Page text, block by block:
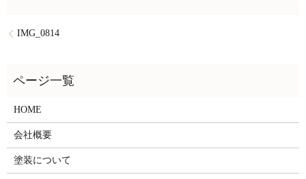
IMG_0814
HOME
会社概要
塗装について